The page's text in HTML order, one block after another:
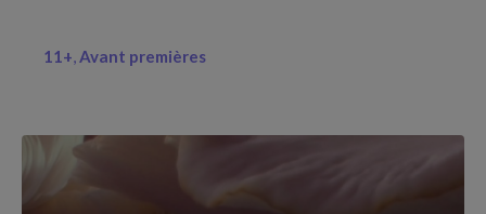
11+ Avant premières